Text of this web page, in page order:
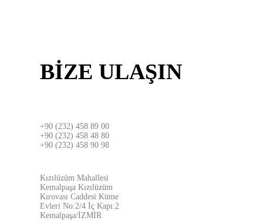
BİZE ULAŞIN
+90 (232) 458 89 00
+90 (232) 458 48 80
+90 (232) 458 90 98
Kızılüzüm Mahallesi
Kemalpaşa Kızılüzüm
Kırovası Caddesi Küme
Evleri No:2/4 İç Kapı:2
Kemalpaşa/İZMİR